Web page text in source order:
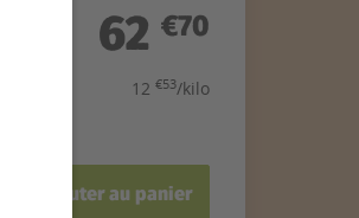
62 €70
12 €53/kilo
Ajouter au panier